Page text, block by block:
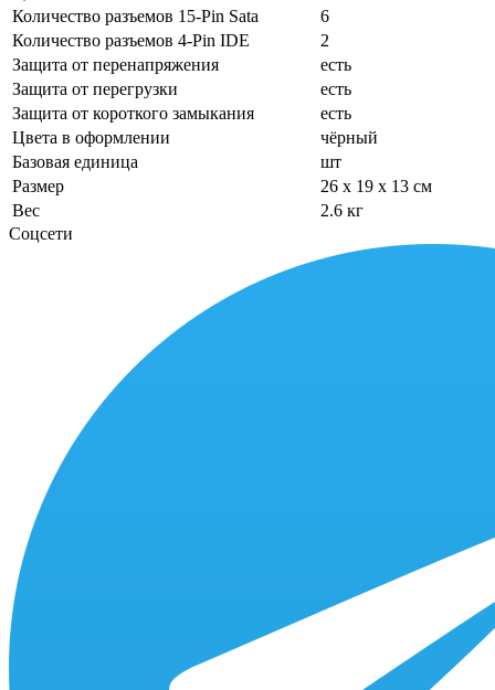
Количество разъемов 15-Pin Sata
6
Количество разъемов 4-Pin IDE
2
Защита от перенапряжения
есть
Защита от перегрузки
есть
Защита от короткого замыкания
есть
Цвета в оформлении
чёрный
Базовая единица
шт
Размер
26 x 19 x 13 см
Вес
2.6 кг
Соцсети